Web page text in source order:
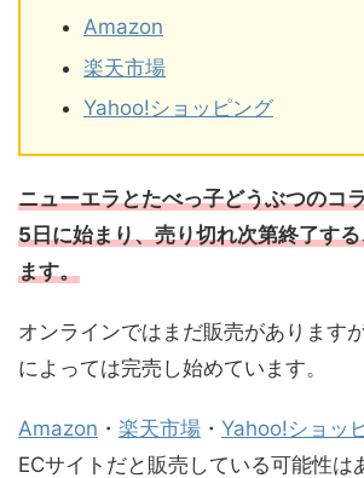
Amazon
楽天市場
Yahoo!ショッピング
ニューエラとたべっ子どうぶつのコ
5日に始まり、売り切れ次第終了す
ます。
オンラインではまだ販売があります
によっては完売し始めています。
Amazon ・ 楽天市場 ・ Yahoo!ショッ
ECサイトだと販売している可能性は